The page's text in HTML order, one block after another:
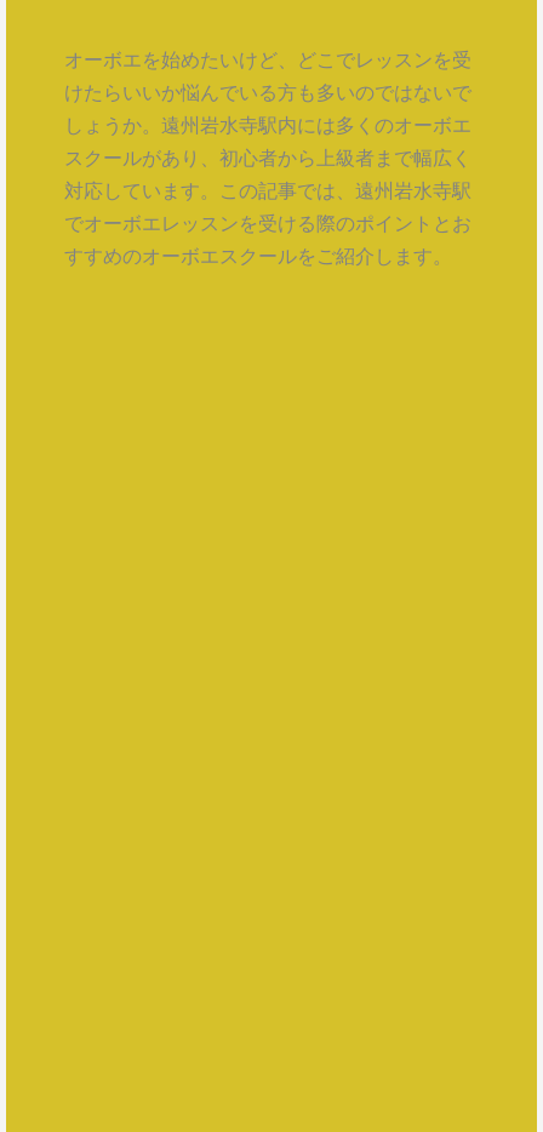
オーボエを始めたいけど、どこでレッスンを受
けたらいいか悩んでいる方も多いのではないで
しょうか。遠州岩水寺駅内には多くのオーボエ
スクールがあり、初心者から上級者まで幅広く
対応しています。この記事では、遠州岩水寺駅
でオーボエレッスンを受ける際のポイントとお
すすめのオーボエスクールをご紹介します。